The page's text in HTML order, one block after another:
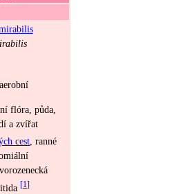
flóra, půda,
a zvířat
cest , ranné
[1]